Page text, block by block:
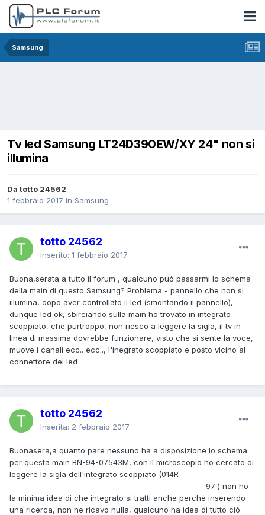
Samsung
Tv led Samsung LT24D390EW/XY 24" non si
illumina
Da totto 24562
1 febbraio 2017 in Samsung
totto 24562
Inserito: 1 febbraio 2017
Buona,serata a tutto il forum , qualcuno può passarmi lo schema
della main di questo Samsung? Problema - pannello che non si
illumina, dopo aver controllato il led (smontando il pannello),
dunque led ok, sbirciando sulla main ho trovato in integrato
scoppiato, che purtroppo, non riesco a leggere la sigla, il tv in
linea di massima dovrebbe funzionare, visto che si sente la voce,
muove i canali ecc.. ecc.., l'inegrato scoppiato e posto vicino al
connettore dei led
totto 24562
Inserita: 2 febbraio 2017
Buonasera,a quanto pare nessuno ha a disposizione lo schema
per questa main BN-94-07543M, con il microscopio ho cercato di
leggere la sigla dell'integrato scoppiato (014R
97 ) non ho
la minima idea di che integrato si tratti anche perchè inserendo
una ricerca, non ne ricavo nulla, qualcuno ha idea di tutto ciò